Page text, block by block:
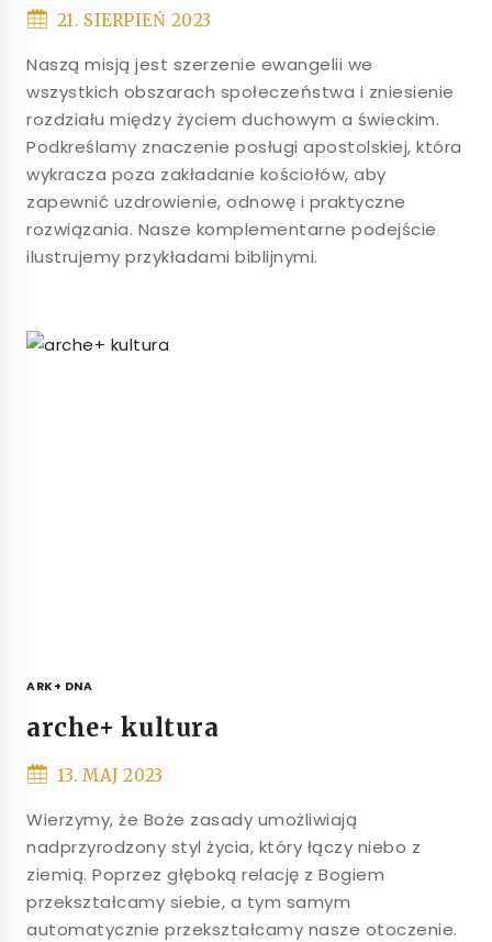
21. SIERPIEŃ 2023
Naszą misją jest szerzenie ewangelii we
wszystkich obszarach społeczeństwa i zniesienie
rozdziału między życiem duchowym a świeckim.
Podkreślamy znaczenie posługi apostolskiej, która
wykracza poza zakładanie kościołów, aby
zapewnić uzdrowienie, odnowę i praktyczne
rozwiązania. Nasze komplementarne podejście
ilustrujemy przykładami biblijnymi.
ARK+ DNA
arche+ kultura
13. MAJ 2023
Wierzymy, że Boże zasady umożliwiają
nadprzyrodzony styl życia, który łączy niebo z
ziemią. Poprzez głęboką relację z Bogiem
przekształcamy siebie, a tym samym
automatycznie przekształcamy nasze otoczenie.